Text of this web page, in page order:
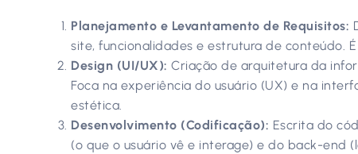
Planejamento e Levantamento de Requisitos:
site, funcionalidades e estrutura de conteúdo.
Design (UI/UX): Criação de arquitetura da
Foca na experiência do usuário (UX) e na
estética.
Desenvolvimento (Codificação): Escrita do
(o que o usuário vê e interage) e do back-end